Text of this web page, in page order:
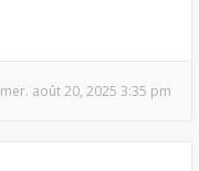
mer. août 20, 2025 3:35 pm